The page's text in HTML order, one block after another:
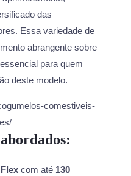
das
Essa variedade de
abrangente sobre
para quem
deste modelo.
comestiveis-
com até 130